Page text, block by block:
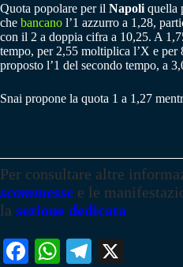
Quota popolare per il Napoli quella
che bancano l’1 azzurro a 1,28,
con il 2 a doppia cifra a 10,25. A
tempo, per 2,55 moltiplica l’X e
proposto l’1 del secondo tempo, a
Snai propone la quota 1 a 1,27
Per consultare altre
scommesse e le
la sezione dedicata
Fa W
Te